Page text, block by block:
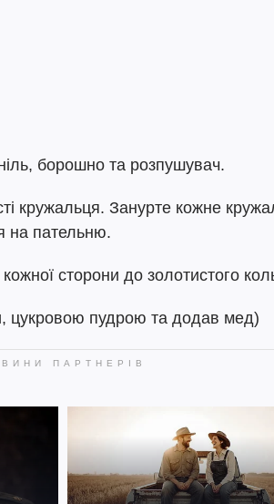
борошно та розпушувач.
кружальця. Занурте кожне
на пательню.
сторони до золотистого
цукровою пудрою та додав мед)